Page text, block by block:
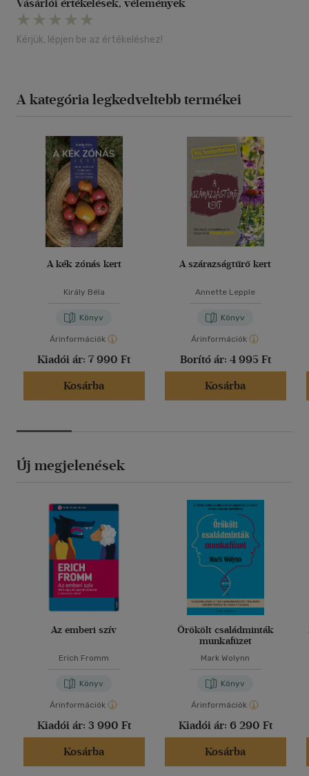
Vásárlói értékelések, vélemények
Kérjük, lépjen be az értékeléshez!
A kategória legkedveltebb termékei
A kék zónás kert
Király Béla
Könyv
Árinformációk
Kiadói ár: 7 990 Ft
Kosárba
A szárazságtűrő kert
Annette Lepple
Könyv
Árinformációk
Borító ár: 4 995 Ft
Kosárba
Új megjelenések
Az emberi szív
Erich Fromm
Könyv
Árinformációk
Kiadói ár: 3 990 Ft
Kosárba
Örökölt családminták
munkafüzet
Mark Wolynn
Könyv
Árinformációk
Kiadói ár: 6 290 Ft
Kosárba